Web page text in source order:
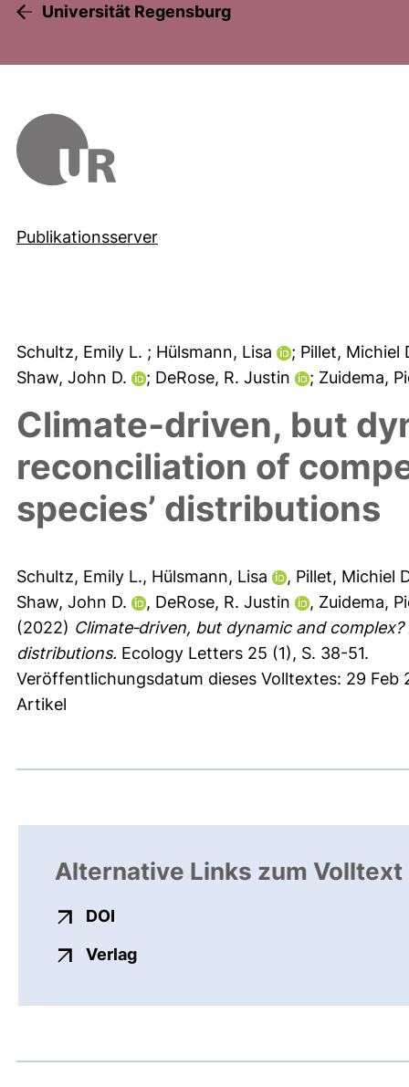
Universität Regensburg
Publikationsserver
Schultz, Emily L. ; Hülsmann, Lisa
; Pillet, Michiel
Shaw, John D.
; DeRose, R. Justin ; Zuidema,
Climate‐driven, but
reconciliation of
species’ distributions
Schultz, Emily L., Hülsmann, Lisa , Pillet, Michiel
Shaw, John D.
, DeRose, R. Justin , Zuidema,
(2022) Climate‐driven, but dynamic and
distributions. Ecology Letters 25 (1), S. 38-51.
Veröffentlichungsdatum dieses Volltextes: 29 Feb
Artikel
Alternative Links zum Volltext
DOI
Verlagexterner Link, öffnet neues